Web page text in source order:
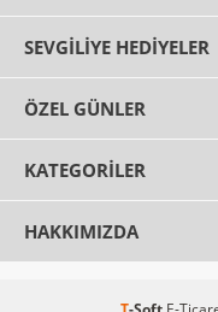
SEVGILIYE HEDIYELER
ÖZEL GÜNLER
KATEGORILER
HAKKIMIZDA